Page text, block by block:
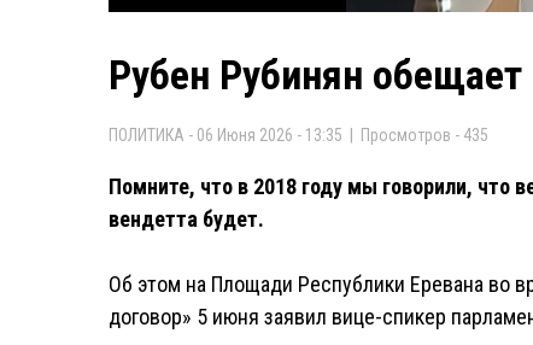
Рубен Рубинян обещает
ПОЛИТИКА - 06 Июня 2026 - 13:35 | Просмотров - 435
Помните, что в 2018 году мы говорили, что
вендетта будет.
Об этом на Площади Республики Еревана во
договор» 5 июня заявил вице-спикер